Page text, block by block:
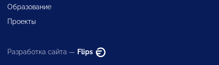
Образование
Проекты
Разработка сайта — Flips